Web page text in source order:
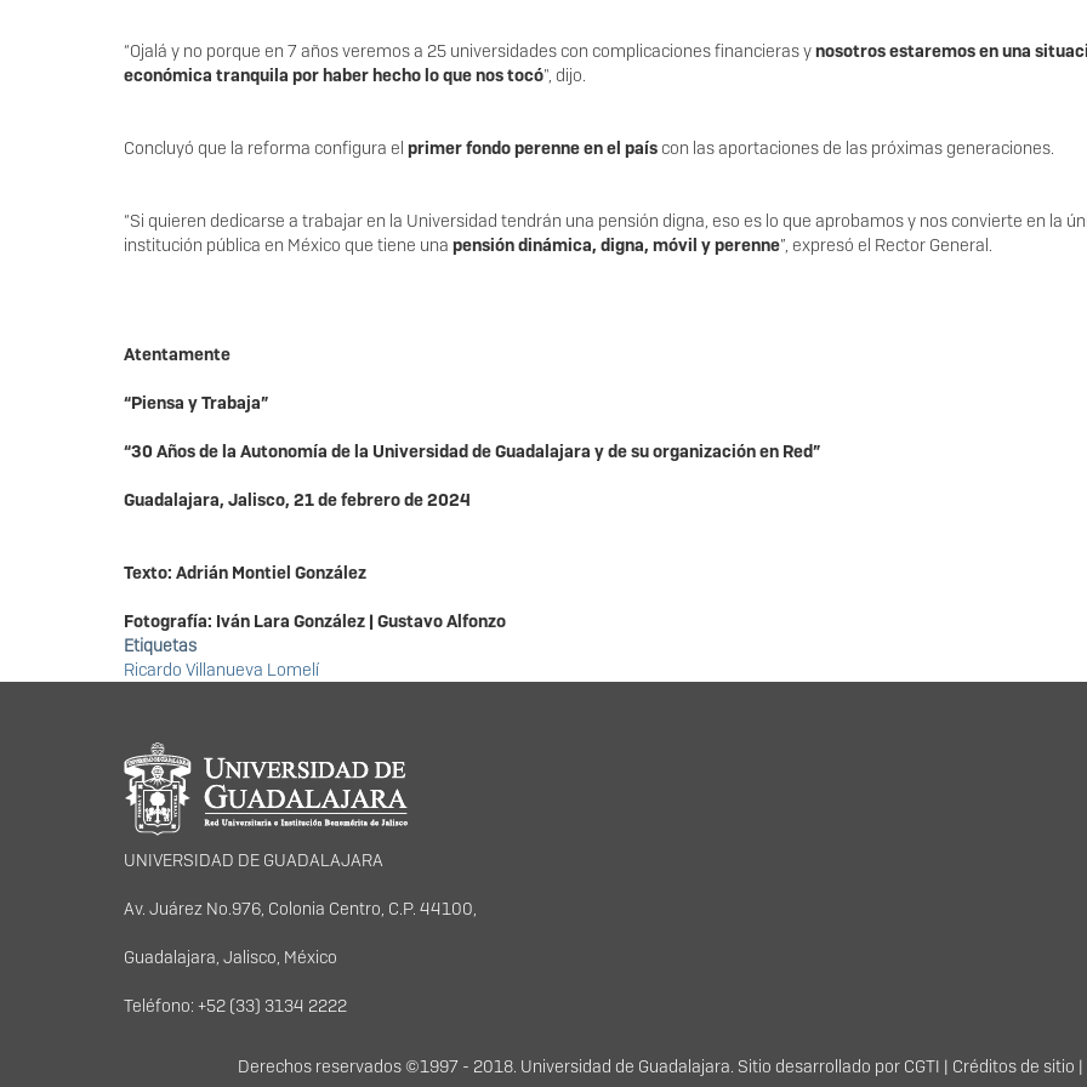
“Ojalá y no porque en 7 años veremos a 25 universidades con complicaciones financieras ynosotros estaremos en una
económica tranquila por haber hecho lo que nos tocó", dijo.
Concluyó que la reforma configura el primer fondo perenne en el país con las aportaciones de las próximas generaciones.
“Si quieren dedicarse a trabajar en la Universidad tendrán una pensión digna, eso es lo que aprobamos y nos convierte en la
institución pública en México que tiene una pensión dinámica, digna, móvil y perenne”, expresó el Rector General.
Atentamente
“Piensa y Trabaja”
“30 Años de la Autonomía de la Universidad de Guadalajara y de su organización en Red”
Guadalajara, Jalisco, 21 de febrero de 2024
Texto: Adrián Montiel González
Fotografía: Iván Lara González | Gustavo Alfonzo
Etiquetas
Ricardo Villanueva Lomelí
Información del portal
UNIVERSIDAD DE GUADALAJARA
Av. Juárez No.976, Colonia Centro, C.P. 44100,
Guadalajara, Jalisco, México
Teléfono: +52 (33) 3134 2222
DerechosDerechos reservados ©1997 - 2018. Universidad de Guadalajara. Sitio desarrollado por CGTI | Créditos de sitio |